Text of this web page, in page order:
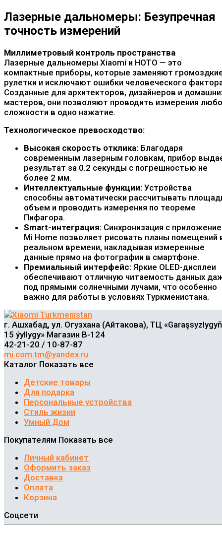
Лазерные дальномеры: Безупречная
точность измерений
Миллиметровый контроль пространства
Лазерные дальномеры Xiaomi и HOTO — это
компактные приборы, которые заменяют
рулетки и исключают ошибки человеческого
Созданные для архитекторов, дизайнеров и
мастеров, они позволяют проводить измерения
сложности в одно нажатие.
Технологическое превосходство:
Высокая скорость отклика: Благодаря
современным лазерным головкам, прибор
результат за 0.2 секунды с погрешностью не
более 2 мм.
Интеллектуальные функции: Устройства
способны автоматически рассчитывать
объем и проводить измерения по теореме
Пифагора.
Smart-интеграция: Синхронизация с
Mi Home позволяет рисовать планы помещений
реальном времени, накладывая измеренные
данные прямо на фотографии в смартфоне.
Премиальный интерфейс: Яркие OLED-дисплеи
обеспечивают отличную читаемость данных
под прямыми солнечными лучами, что особенно
важно для работы в условиях Туркменистана.
г. Ашхабад, ул. Огузхана (Айтакова), ТЦ «Garaşsyzlygyň
15 ýyllygy» Магазин В-124
42-21-20 / 10-87-87
mi.com.tm@yandex.ru
Каталог Показать все
Детские товары
Для подарка
Персональные устройства
Стиль жизни
Умный Дом
Покупателям Показать все
Личный кабинет
Оформить заказ
Доставка
Оплата
Корзина
Соцсети